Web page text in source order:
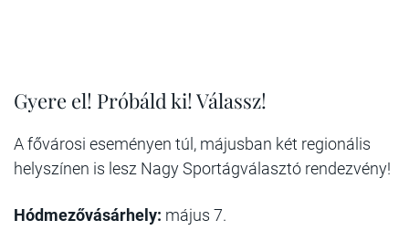
Gyere el! Próbáld ki! Válassz!
A fővárosi eseményen túl, májusban két regionális
helyszínen is lesz Nagy Sportágválasztó rendezvény!
Hódmezővásárhely: május 7.